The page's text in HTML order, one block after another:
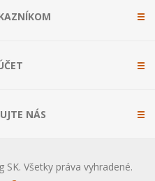
NÁS
Všetky práva vyhradené.